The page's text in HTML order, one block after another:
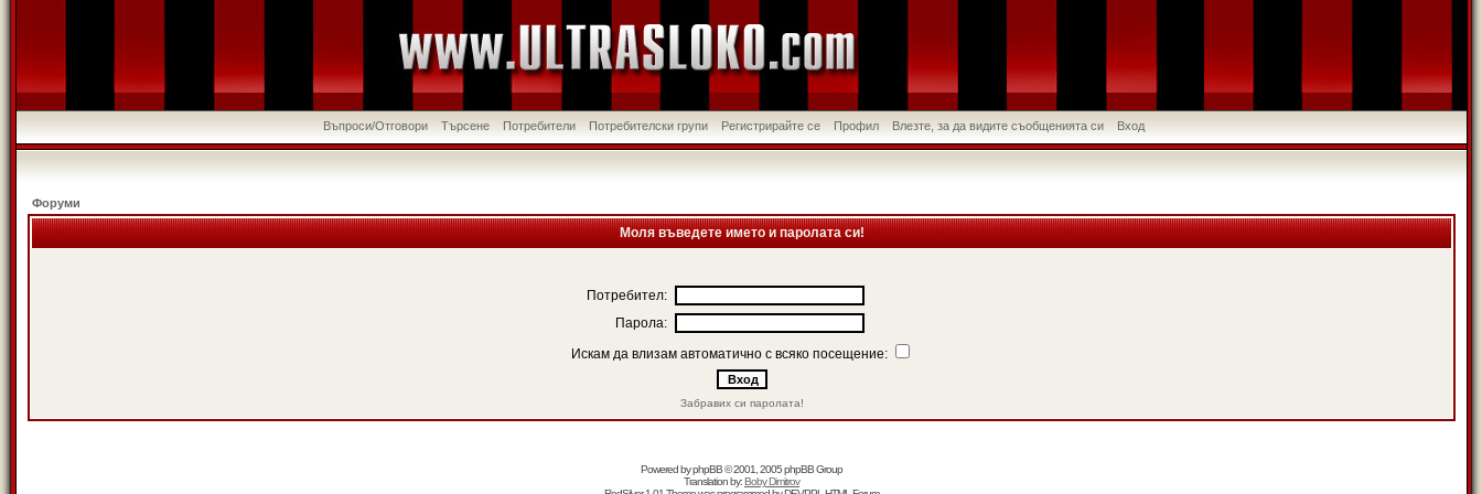
Въпроси/Отговори Търсене Потребители Потребителски групи Регистрирайте се Профил Влезте, за да видите съобщенията си Вход
Форуми
Моля въведете името и паролата си!
Потребител:
Парола:
Искам да влизам автоматично с всяко посещение:
Забравих си паролата!
Powered byphpBB© 2001, 2005 phpBB Group
Translation by:Boby Dimitrov